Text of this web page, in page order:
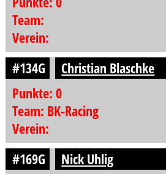
Team:
Verein:
#134G
Christian Blaschke
Punkte: 0
Team: BK-Racing
Verein:
#169G
Nick Uhlig